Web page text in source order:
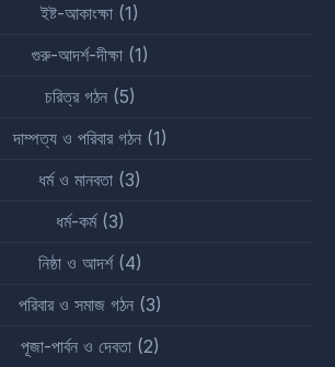
ইষ্ট-আকাংক্ষা (1)
গুরু-আদর্শ-দীক্ষা(1)
চরিত্র গঠন(5)
দাম্পত্য ও পরিবার গঠন(1)
ধর্ম ও মানবতা (3)
ধর্ম-কর্ম(3)
নিষ্ঠা ও আদর্শ(4)
পরিবার ও সমাজ গঠন(3)
পূজা-পার্বন ও দেবতা(2)